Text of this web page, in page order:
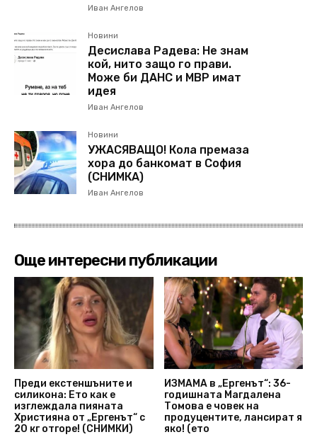
Иван Ангелов
Новини
Десислава Радева: Не знам
кой, нито защо го прави.
Може би ДАНС и МВР имат
идея
Иван Ангелов
Новини
УЖАСЯВАЩО! Кола премаза
хора до банкомат в София
(СНИМКА)
Иван Ангелов
Още интересни публикации
Преди екстеншъните и
силикона: Ето как е
изглеждала пияната
Християна от „Ергенът“ с
20 кг отгоре! (СНИМКИ)
ИЗМАМА в „Ергенът“: 36-
годишната Магдалена
Томова е човек на
продуцентите, лансират я
яко! (ето